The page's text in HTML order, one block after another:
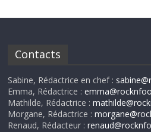
Contacts
Sabine, Rédactrice en chef :
Emma, Rédactrice :
Mathilde, Rédactrice :
Morgane, Rédactrice :
Renaud, Rédacteur :